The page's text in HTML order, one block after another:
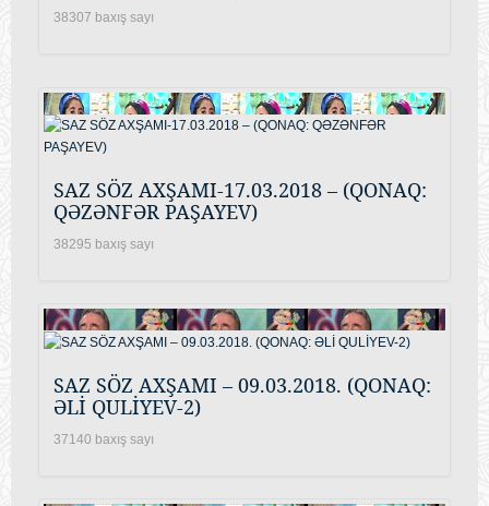
38307 baxış sayı
SAZ SÖZ AXŞAMI-17.03.2018 – (QONAQ:
QƏZƏNFƏR PAŞAYEV)
38295 baxış sayı
SAZ SÖZ AXŞAMI – 09.03.2018. (QONAQ:
ƏLİ QULİYEV-2)
37140 baxış sayı